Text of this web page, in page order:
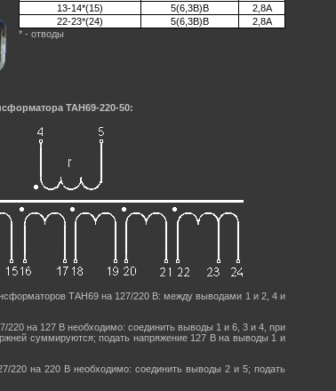
13-14*(15)
5(6,3В)В
2,8А
22-23*(24)
5(6,3В)В
2,8А
* - отводы
ТАН69-220-50:
ТAН69 на 127/220 В: между выводами 1 и 2, 4 и
220 на 127 В необходимо: соединить выводы 1 и 6, 3 и 4, при
суммируются; подать напряжение 127 В на выводы 1 и
220 на 220 В необходимо: соединить выводы 2 и 5; подать